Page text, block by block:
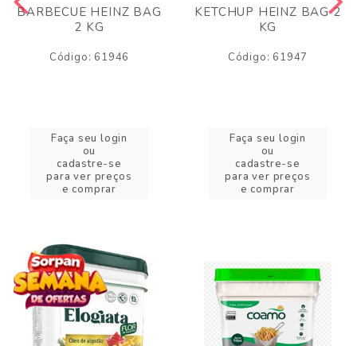
BARBECUE HEINZ BAG
2 KG
Código: 61946
Faça seu login
ou
cadastre-se
para ver preços
e comprar
KETCHUP HEINZ BAG 2
KG
Código: 61947
Faça seu login
ou
cadastre-se
para ver preços
e comprar